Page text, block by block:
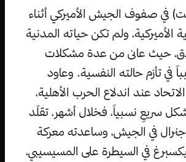
في صفوف الجيش الأميركي أثناء
الأميركية، ولم تكن حياته المدنية
حيث عانى من عدة مشكلات
في تأزم حالته النفسية. وعاود
عند اندلاع الحرب الأهلية،
سريعٍ نسبياً، فخلال أشهر، تقلّد
في الجيش، وساعدته معركة
في السيطرة على المسيسيبي،